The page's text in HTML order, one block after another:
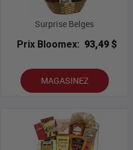
Surprise Belges
Prix Bloomex: 93,49 $
MAGASINEZ